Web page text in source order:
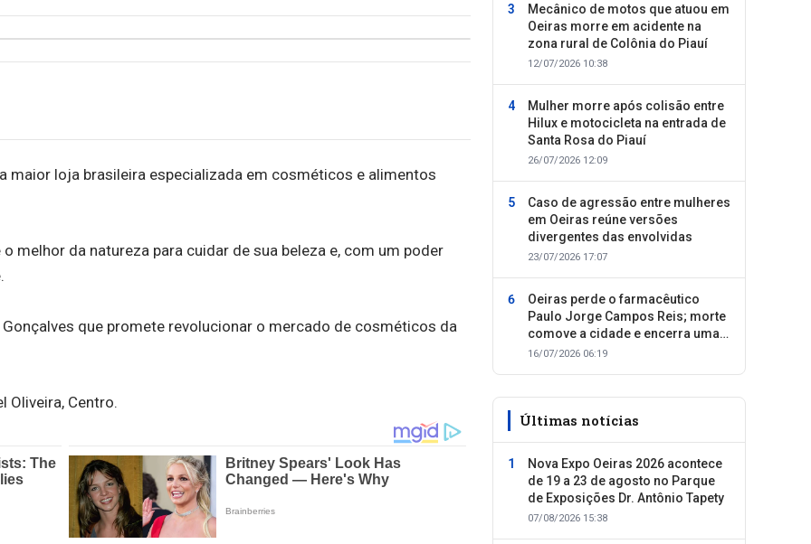
maior loja brasileira especializada em cosméticos e alimentos
melhor da natureza para cuidar de sua beleza e, com um poder
que promete revolucionar o mercado de cosméticos da
Oliveira, Centro.
Mecânico de motos que atuou em
Oeiras morre em acidente na
zona rural de Colônia do Piauí
12/07/2026 10:38
Mulher morre após colisão entre
Hilux e motocicleta na entrada de
Santa Rosa do Piauí
26/07/2026 12:09
Caso de agressão entre mulheres
em Oeiras reúne versões
divergentes das envolvidas
23/07/2026 17:07
Oeiras perde o farmacêutico
Paulo Jorge Campos Reis; morte
comove a cidade e encerra uma
trajetória dedicada ao cuidado
16/07/2026 06:19
Últimas notícias
Nova Expo Oeiras 2026 acontece
de 19 a 23 de agosto no Parque
de Exposições Dr. Antônio Tapety
07/08/2026 15:38